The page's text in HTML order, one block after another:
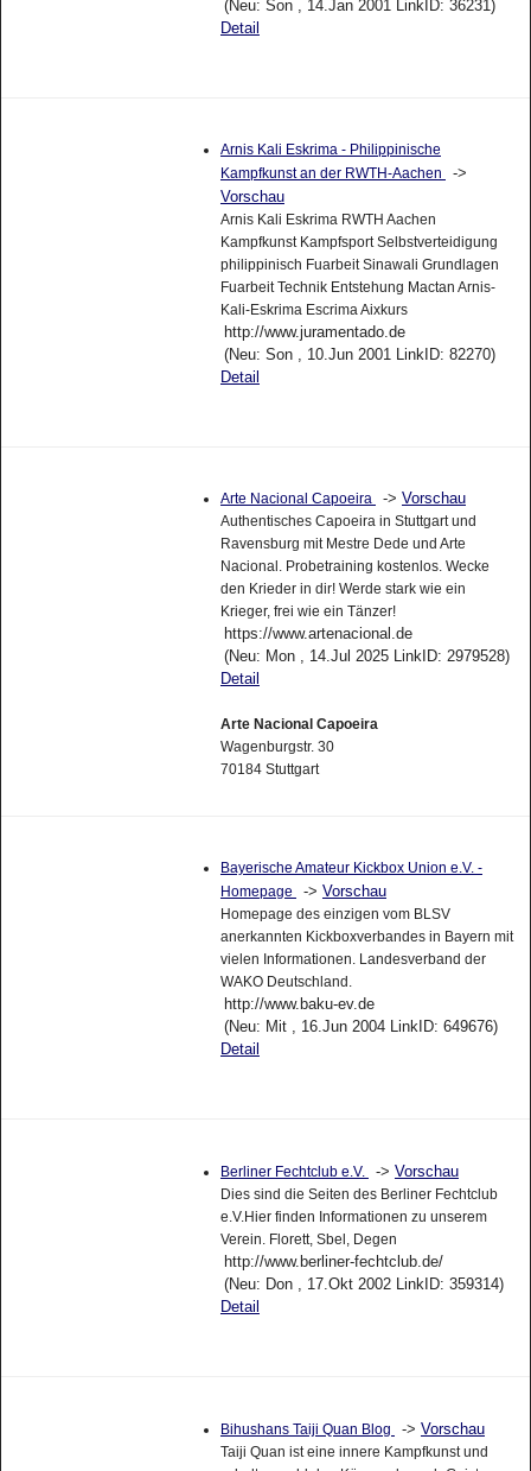
(Neu: Son , 14.Jan 2001 LinkID: 36231)
Detail
Arnis Kali Eskrima - Philippinische
Kampfkunst an der RWTH-Aachen
->
Vorschau
Arnis Kali Eskrima RWTH Aachen
Kampfkunst Kampfsport Selbstverteidigung
philippinisch Fuarbeit Sinawali Grundlagen
Fuarbeit Technik Entstehung Mactan Arnis-
Kali-Eskrima Escrima Aixkurs
http://www.juramentado.de
(Neu: Son , 10.Jun 2001 LinkID: 82270)
Detail
Arte Nacional Capoeira -> Vorschau
Authentisches Capoeira in Stuttgart und
Ravensburg mit Mestre Dede und Arte
Nacional. Probetraining kostenlos. Wecke
den Krieder in dir! Werde stark wie ein
Krieger, frei wie ein Tänzer!
https://www.artenacional.de
(Neu: Mon , 14.Jul 2025 LinkID: 2979528)
Detail
Arte Nacional Capoeira
Wagenburgstr. 30
70184 Stuttgart
Bayerische Amateur Kickbox Union e.V. -
Homepage
-> Vorschau
Homepage des einzigen vom BLSV
anerkannten Kickboxverbandes in Bayern mit
vielen Informationen. Landesverband der
WAKO Deutschland.
http://www.baku-ev.de
(Neu: Mit , 16.Jun 2004 LinkID: 649676)
Detail
Berliner Fechtclub e.V. -> Vorschau
Dies sind die Seiten des Berliner Fechtclub
e.V.Hier finden Informationen zu unserem
Verein. Florett, Sbel, Degen
http://www.berliner-fechtclub.de/
(Neu: Don , 17.Okt 2002 LinkID: 359314)
Detail
Bihushans Taiji Quan Blog -> Vorschau
Taiji Quan ist eine innere Kampfkunst und